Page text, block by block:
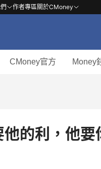
作者專區關於CMoney
CMoney官方 Money
的利，他